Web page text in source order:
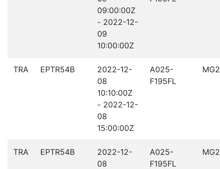
09:00:00Z
- 2022-12-
09
10:00:00Z
TRA EPTR54B
2022-12-
08
10:10:00Z
- 2022-12-
08
15:00:00Z
A025-
F195FL
TRA EPTR54B
2022-12-
08
A025-
F195FL